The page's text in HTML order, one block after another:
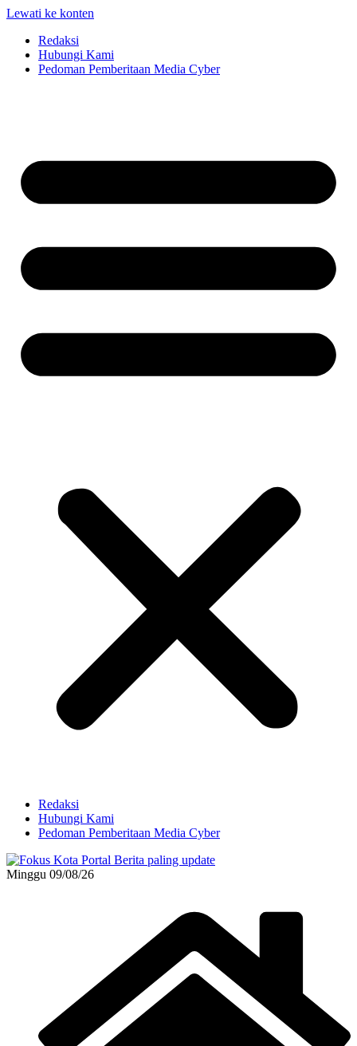
Lewati ke konten
Redaksi
Hubungi Kami
Pedoman Pemberitaan Media Cyber
Redaksi
Hubungi Kami
Pedoman Pemberitaan Media Cyber
Minggu 09/08/26